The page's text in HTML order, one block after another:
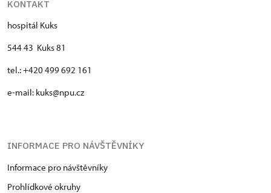
KONTAKT
hospitál Kuks
544 43 Kuks 81
tel.: +420 499 692 161
e-mail: kuks@npu.cz
INFORMACE PRO NÁVŠTĚVNÍKY
Informace pro návštěvníky
Prohlídkové okruhy